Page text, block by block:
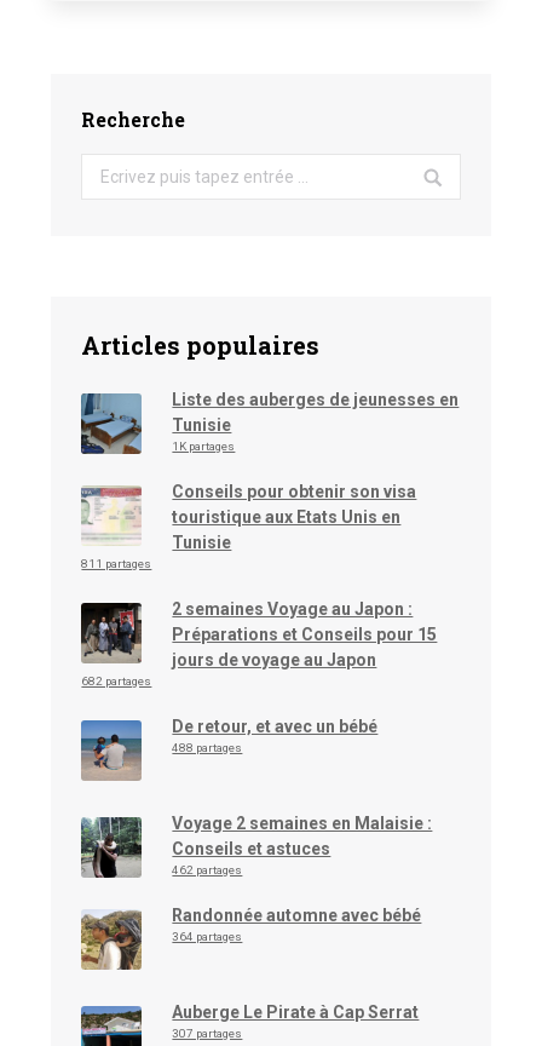
Recherche
Search:
Articles populaires
Liste des auberges de jeunesses en
Tunisie
1K partages
Conseils pour obtenir son visa
touristique aux Etats Unis en
Tunisie
811 partages
2 semaines Voyage au Japon :
Préparations et Conseils pour 15
jours de voyage au Japon
682 partages
De retour, et avec un bébé
488 partages
Voyage 2 semaines en Malaisie :
Conseils et astuces
462 partages
Randonnée automne avec bébé
364 partages
Auberge Le Pirate à Cap Serrat
307 partages